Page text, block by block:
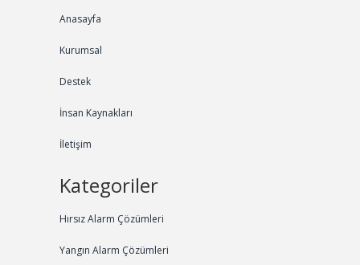
Anasayfa
Kurumsal
Destek
İnsan Kaynakları
İletişim
Kategoriler
Hırsız Alarm Çözümleri
Yangın Alarm Çözümleri